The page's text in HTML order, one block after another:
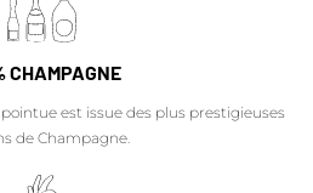
CHAMPAGNE
est issue des plus prestigieuses
de Champagne.